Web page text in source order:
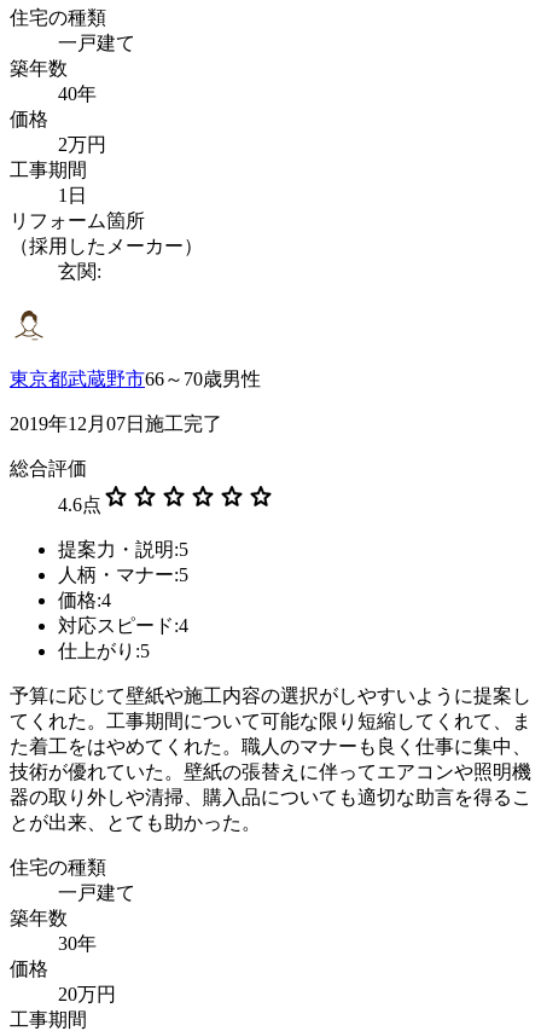
住宅の種類
一戸建て
築年数
40年
価格
2万円
工事期間
1日
リフォーム箇所
（採用したメーカー）
玄関:
東京都武蔵野市66～70歳男性
2019年12月07日施工完了
総合評価
4.6点 star star star star star star
提案力・説明:5
人柄・マナー:5
価格:4
対応スピード:4
仕上がり:5
予算に応じて壁紙や施工内容の選択がしやすいように提案し
てくれた。工事期間について可能な限り短縮してくれて、ま
た着工をはやめてくれた。職人のマナーも良く仕事に集中、
技術が優れていた。壁紙の張替えに伴ってエアコンや照明機
器の取り外しや清掃、購入品についても適切な助言を得るこ
とが出来、とても助かった。
住宅の種類
一戸建て
築年数
30年
価格
20万円
工事期間